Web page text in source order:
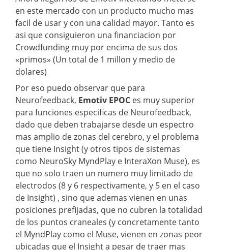
en este mercado con un producto mucho mas
facil de usar y con una calidad mayor. Tanto es
asi que consiguieron una financiacion por
Crowdfunding muy por encima de sus dos
«primos» (Un total de 1 millon y medio de
dolares)
Por eso puedo observar que para
Neurofeedback, Emotiv EPOC es muy superior
para funciones especificas de Neurofeedback,
dado que deben trabajarse desde un espectro
mas amplio de zonas del cerebro, y el problema
que tiene Insight (y otros tipos de sistemas
como NeuroSky MyndPlay e InteraXon Muse), es
que no solo traen un numero muy limitado de
electrodos (8 y 6 respectivamente, y 5 en el caso
de Insight) , sino que ademas vienen en unas
posiciones prefijadas, que no cubren la totalidad
de los puntos craneales (y concretamente tanto
el MyndPlay como el Muse, vienen en zonas peor
ubicadas que el Insight a pesar de traer mas